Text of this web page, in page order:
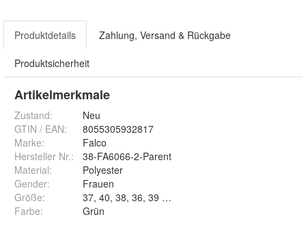
Produktdetails Zahlung, Versand & Rückgabe
Produktsicherheit
Artikelmerkmale
Zustand:
Neu
GTIN / EAN:
8055305932817
Marke:
Falco
Hersteller Nr.:
38-FA6066-2-Parent
Material:
Polyester
Gender:
Frauen
Größe:
Farbe: Grün